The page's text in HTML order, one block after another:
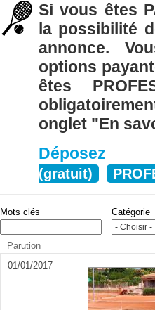
Si vous êtes
la possibilité
annonce.
options
êtes
onglet "En
(gratuit)
Mots clés Catégorie
Parution
01/01/2017